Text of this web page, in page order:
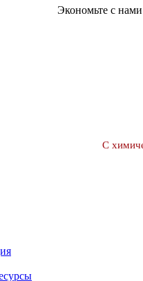
Экономьте с
С х